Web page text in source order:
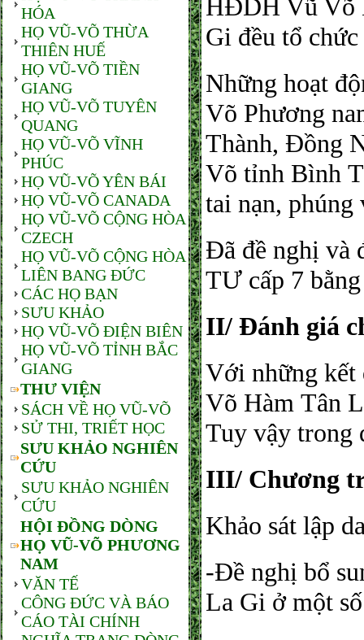
HÓA
HỌ VŨ-VÕ THỪA
THIÊN HUẾ
HỌ VŨ-VÕ TIỀN
GIANG
HỌ VŨ-VÕ TUYÊN
QUANG
HỌ VŨ-VÕ VĨNH
PHÚC
HỌ VŨ-VÕ YÊN BÁI
HỌ VŨ-VÕ CANADA
HỌ VŨ-VÕ CỘNG HÒA
CZECH
HỌ VŨ-VÕ CỘNG HÒA
LIÊN BANG ĐỨC
CÁC HỌ BẠN
SƯU KHẢO
HỌ VŨ-VÕ ĐIỆN BIÊN
HỌ VŨ-VÕ TỈNH BẮC
GIANG
THƯ VIỆN
SÁCH VỀ HỌ VŨ-VÕ
SỬ THI, TRIẾT HỌC
SƯU KHẢO NGHIÊN
CỨU
SƯU KHẢO NGHIÊN
CỨU
HỘI ĐỒNG DÒNG
HỌ VŨ-VÕ PHƯƠNG
NAM
VĂN TẾ
CÔNG ĐỨC VÀ BÁO
CÁO TÀI CHÍNH
HĐDH Vũ Võ
Gi đều tổ
Những hoạt
Võ Phương
Thành, Đồng
Võ tỉnh Bình
tai nạn, phúng
Đã đề nghị và
TƯ cấp 7
II/ Đánh giá
Với những kết
Võ Hàm Tân
Tuy vậy trong
III/ Chương
Khảo sát lập
-Đề nghị bổ
La Gi ở một